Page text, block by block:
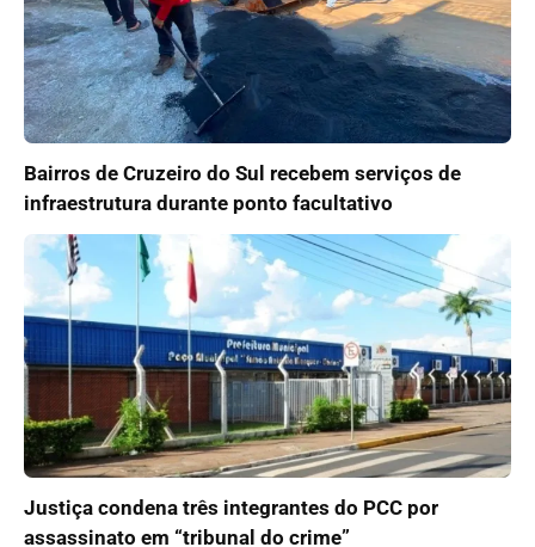
Bairros de Cruzeiro do Sul recebem serviços de
infraestrutura durante ponto facultativo
Justiça condena três integrantes do PCC por
assassinato em “tribunal do crime”